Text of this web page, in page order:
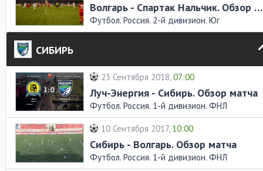
Волгарь - Спартак Нальчик. Обзор матча
Футбол. Россия. 2-й дивизион. Юг
СИБИРЬ
23 Сентября 2018,07:00
Луч-Энергия - Сибирь. Обзор матча
Футбол. Россия. 1-й дивизион. ФНЛ
10 Сентября 2017, 10:00
Сибирь - Волгарь. Обзор матча
Футбол. Россия. 1-й дивизион. ФНЛ